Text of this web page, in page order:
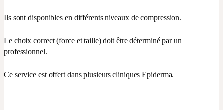
Ils sont disponibles en différents niveaux de compression.
Le choix correct (force et taille) doit être déterminé par un
professionnel.
Ce service est offert dans plusieurs cliniques Epiderma.